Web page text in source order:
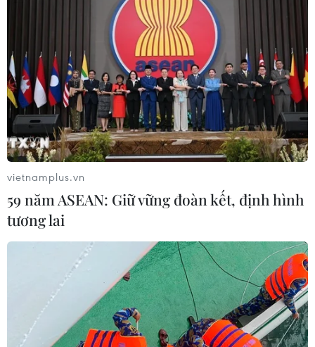
Bộ trưởng Elizabeth Truss: Việt Nam là
đối tác chiến lược của Anh
11/12/2020 15:14
Bộ trưởng Bộ Thương mại quốc tế Anh cho biết Anh
vietnamplus.vn
59 năm ASEAN: Giữ vững đoàn kết, định hình
tương lai